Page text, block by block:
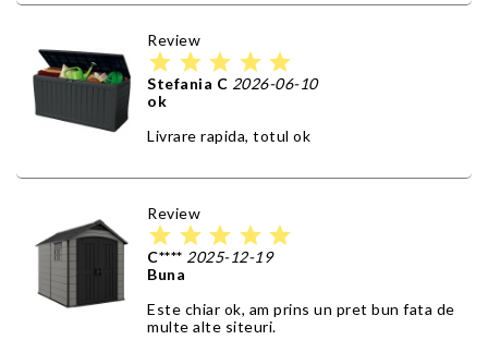
Review
star star star star star
Stefania C 2026-06-10
ok
Livrare rapida, totul ok
Review
star star star star star
C**** 2025-12-19
Buna
Este chiar ok, am prins un pret bun fata de
multe alte siteuri.